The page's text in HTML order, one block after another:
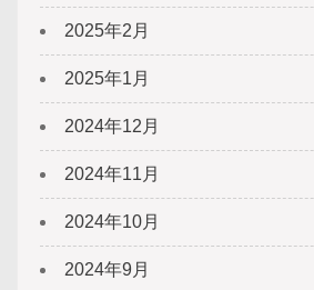
2025年2月
2025年1月
2024年12月
2024年11月
2024年10月
2024年9月